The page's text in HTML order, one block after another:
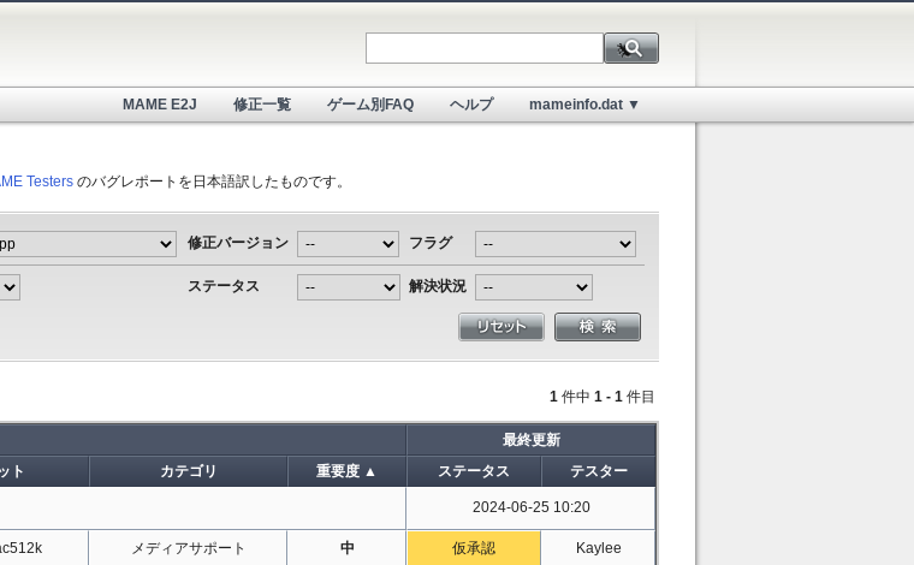
MAME E2J 修正一覧 ゲーム別FAQ ヘルプ mameinfo.dat ▼
Testers のバグレポートを日本語訳したものです。
修正バージョン フラグ
ステータス 解決状況
1 件中 1 - 1 件目
最終更新
ト カテゴリ 重要度 ▲ ステータス テスター
2024-06-25 10:20
メディアサポート 中 仮承認 Kaylee